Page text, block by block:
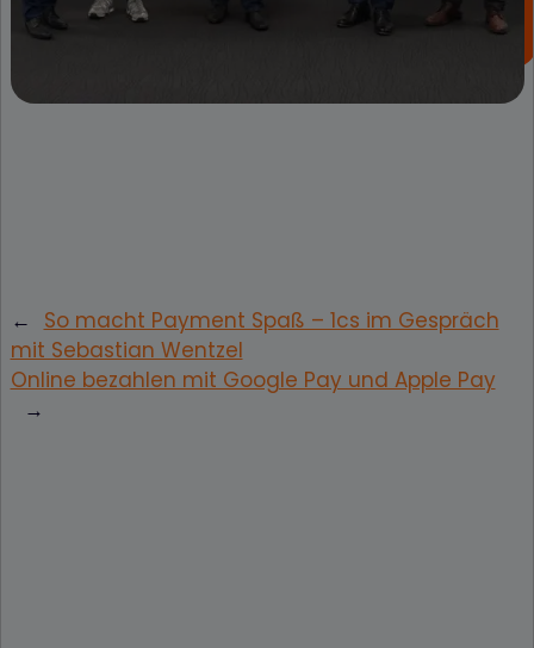
←
So macht Payment Spaß – 1cs im Gespräch
mit Sebastian Wentzel
Online bezahlen mit Google Pay und Apple Pay
→